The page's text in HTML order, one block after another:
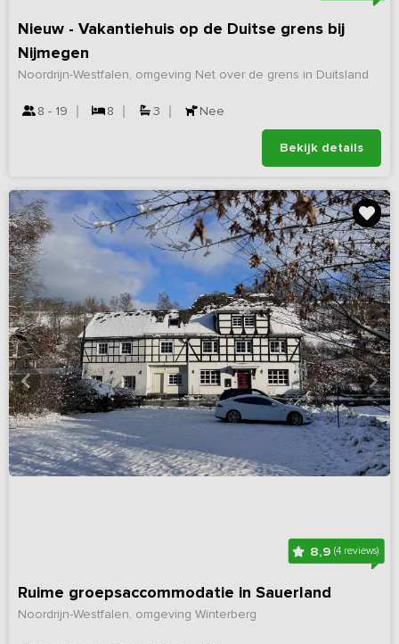
Nieuw - Vakantiehuis op de Duitse grens bij
Nijmegen
Noordrijn-Westfalen, omgeving Net over de grens in Duitsland
8 - 19 8 3 Nee
Bekijk details
8,9(4 reviews)
Ruime groepsaccommodatie in Sauerland
Noordrijn-Westfalen, omgeving Winterberg